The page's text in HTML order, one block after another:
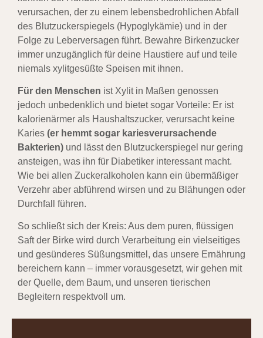
verursachen, der zu einem lebensbedrohlichen Abfall
des Blutzuckerspiegels (Hypoglykämie) und in der
Folge zu Leberversagen führt. Bewahre Birkenzucker
immer unzugänglich für deine Haustiere auf und teile
niemals xylitgesüßte Speisen mit ihnen.
Für den Menschen ist Xylit in Maßen genossen
jedoch unbedenklich und bietet sogar Vorteile: Er ist
kalorienärmer als Haushaltszucker, verursacht keine
Karies (er hemmt sogar kariesverursachende
Bakterien) und lässt den Blutzuckerspiegel nur gering
ansteigen, was ihn für Diabetiker interessant macht.
Wie bei allen Zuckeralkoholen kann ein übermäßiger
Verzehr aber abführend wirsen und zu Blähungen oder
Durchfall führen.
So schließt sich der Kreis: Aus dem puren, flüssigen
Saft der Birke wird durch Verarbeitung ein vielseitiges
und gesünderes Süßungsmittel, das unsere Ernährung
bereichern kann – immer vorausgesetzt, wir gehen mit
der Quelle, dem Baum, und unseren tierischen
Begleitern respektvoll um.